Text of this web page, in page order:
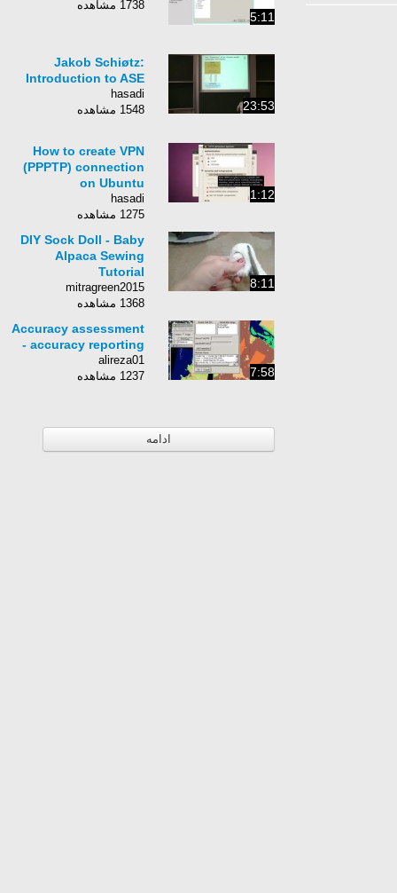
5:11
1738 مشاهده
23:53
Jakob Schiøtz:
Introduction to ASE
hasadi
1548 مشاهده
1:12
How to create VPN
(PPPTP) connection
on Ubuntu
hasadi
1275 مشاهده
8:11
DIY Sock Doll - Baby
Alpaca Sewing
Tutorial
mitragreen2015
1368 مشاهده
7:58
Accuracy assessment
- accuracy reporting
alireza01
1237 مشاهده
ادامه